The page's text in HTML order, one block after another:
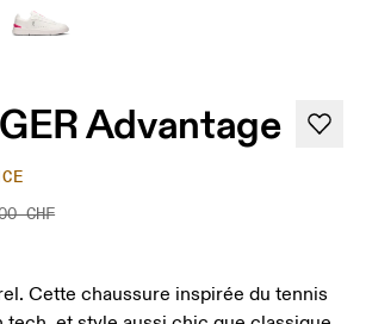
Advantage
CHF
Cette chaussure inspirée du tennis